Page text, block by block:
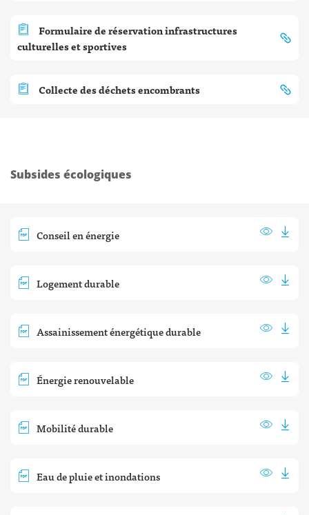
Formulaire de réservation infrastructures
culturelles et sportives
Collecte des déchets encombrants
Subsides écologiques
Conseil en énergie
Logement durable
Assainissement énergétique durable
Énergie renouvelable
Mobilité durable
Eau de pluie et inondations